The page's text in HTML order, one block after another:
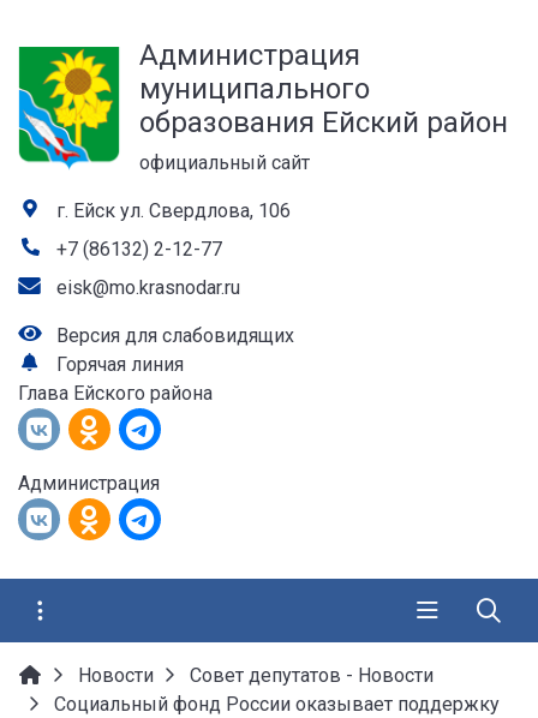
Администрация
муниципального
образования Ейский район
официальный сайт
г. Ейск ул. Свердлова, 106
+7 (86132) 2-12-77
eisk@mo.krasnodar.ru
Версия для слабовидящих
Горячая линия
Глава Ейского района
Администрация
Новости
Совет депутатов - Новости
Социальный фонд России оказывает поддержку